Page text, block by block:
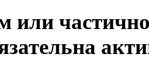
или